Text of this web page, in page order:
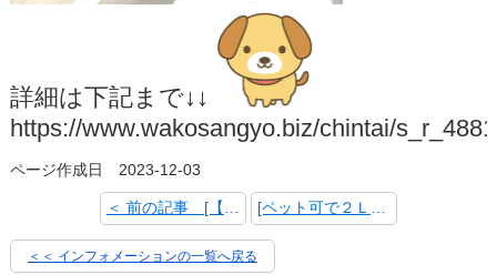
詳細は下記まで↓↓
https://www.wakosangyo.biz/chintai/
ページ作成日 2023-12-03
＜＜ インフォメーションの一覧へ戻る